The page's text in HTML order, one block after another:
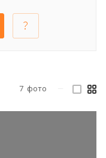
7 фото